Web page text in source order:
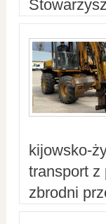
kijowsko-
transport z
zbrodni